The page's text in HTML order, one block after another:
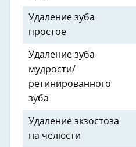
Удаление зуба
простое
Удаление зуба
мудрости/
ретинированного
зуба
Удаление экзостоза
на челюсти